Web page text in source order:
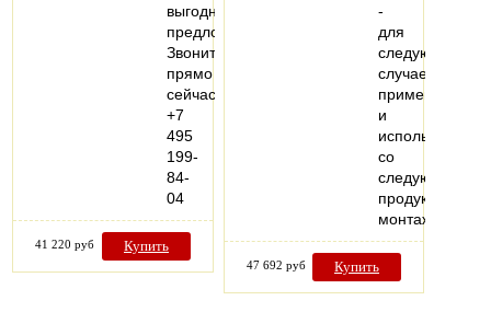
выгодное
предложение?
Звоните
прямо
сейчас
+7
495
199-
84-
04
41 220 руб Купить
-
для
следующих
случаев
применения
и
использования
со
следующей
продукцией:
монтаж…
47 692 руб Купить